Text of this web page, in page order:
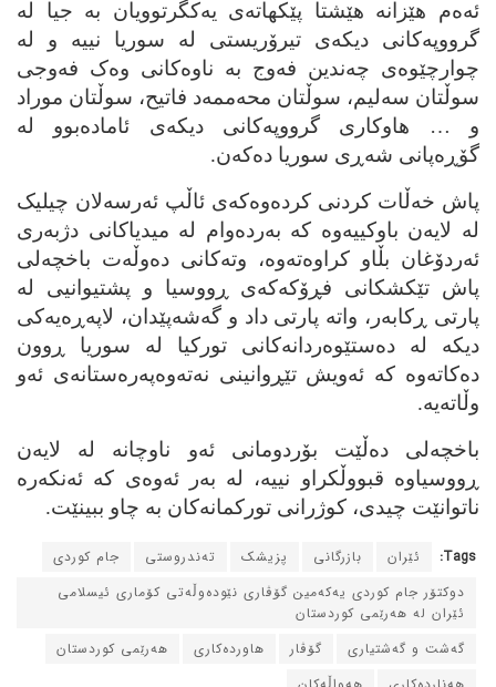
ئه‌ه‌م هێزانه‌ هێشتا پێکهاته‌ی یه‌کگرتوویان به‌ جیا له‌
گرووپه‌کانی دیکه‌ی تیرۆریستی له‌ سوریا نییه‌ و له‌
چوارچێوه‌ی چه‌ندین فه‌وج به‌ ناوه‌کانی وه‌ک فه‌وجی
سوڵتان سه‌لیم، سوڵتان محه‌ممه‌د فاتیح، سوڵتان موراد
و … هاوکاری گرووپه‌کانی دیکه‌ی ئاماده‌بوو له‌
گۆڕه‌پانی شه‌ڕی سوریا ده‌که‌ن.
پاش خه‌ڵات کردنی کرده‌وه‌که‌ی ئاڵپ ئه‌رسه‌لان چیلیک
له‌ لایه‌ن باوکییه‌وه‌ که‌ به‌رده‌وام له‌ میدیاکانی دژبه‌ری
ئه‌ردۆغان بڵاو کراوه‌ته‌وه‌، وته‌کانی ده‌وڵه‌ت باخچه‌لی
پاش تێکشکانی فڕۆکه‌که‌ی ڕووسیا و پشتیوانیی له‌
پارتی ڕکابه‌ر، واته‌ پارتی داد و گه‌شه‌پێدان، لاپه‌ڕه‌یه‌کی
دیکه‌ له‌ ده‌ستێوه‌ردانه‌کانی تورکیا له‌ سوریا ڕوون
ده‌کاته‌وه‌ که‌ ئه‌ویش تێڕوانینی نه‌ته‌وه‌په‌ره‌ستانه‌ی ئه‌و
وڵاته‌یه‌.
باخچه‌لی ده‌ڵێت بۆردومانی ئه‌و ناوچانه‌ له‌ لایه‌ن
ڕووسیاوه‌ قبووڵکراو نییه‌، له‌ به‌ر ئه‌وه‌ی که‌ ئه‌نکه‌ره‌
ناتوانێت چیدی، کوژرانی تورکمانه‌کان به‌ چاو ببینێت.
Tags: ئێران بازرگانی پزیشک ته‌ندروستی
جام کوردی
دوکتۆر جام کوردی یه‌که‌مین گۆڤاری نێوده‌وڵه‌تی کۆماری ئیسلامی
ئێران له‌ هه‌رێمی کوردستان
گه‌شت و گه‌شتیاری
گۆڤار هاورده‌کاری
هه‌رێمی کوردستان